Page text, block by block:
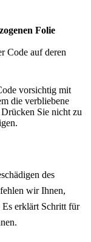
Folie
Code auf deren
vorsichtig mit
die verbliebene
Sie nicht zu
des
wir Ihnen,
Es erklärt Schritt für